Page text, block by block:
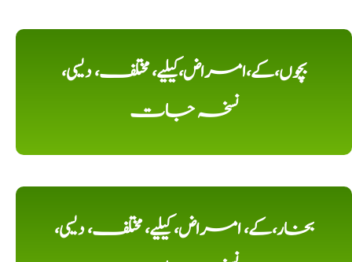
بچوں،کے،امراض،کیلیے، مختلف، دیسی،
نسخہ جات
بخار،کے، امراض، کیلیے، مختلف، دیسی،